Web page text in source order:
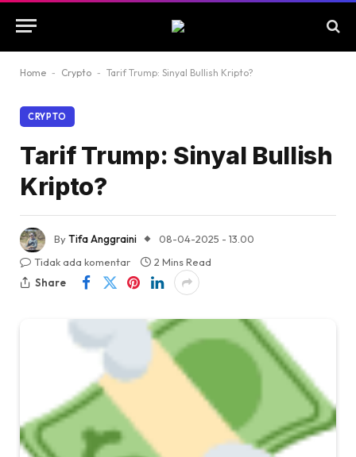
Home - Crypto - Tarif Trump: Sinyal Bullish Kripto?
CRYPTO
Tarif Trump: Sinyal Bullish
Kripto?
ByTifa Anggraini
08-04-2025 - 13.00
Tidak ada komentar
2 Mins Read
Share